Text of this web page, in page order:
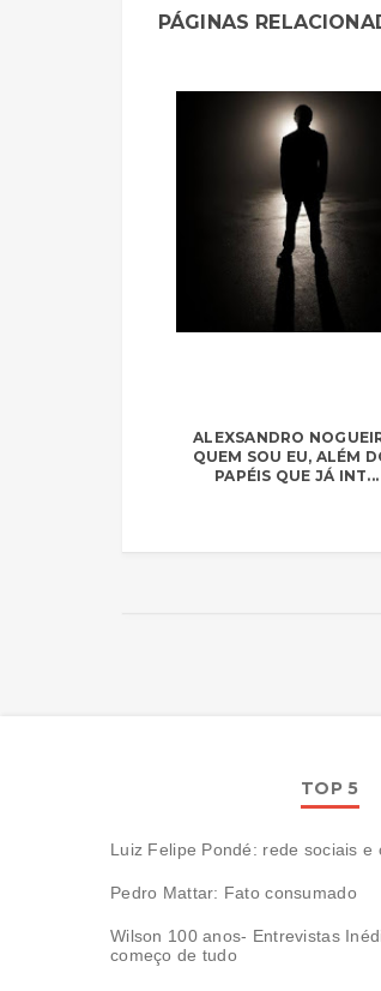
PÁGINAS
ALEXSANDRO
QUEM SOU EU, ALÉM
PAPÉIS QUE JÁ INT...
TOP 5
Luiz Felipe Pondé: rede sociais e
Pedro Mattar: Fato consumado
Wilson 100 anos- Entrevistas
começo de tudo